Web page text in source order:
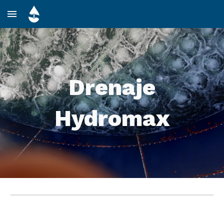
Skip to main content
Drenaje
Hydromax